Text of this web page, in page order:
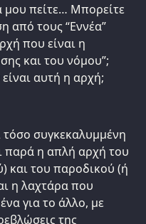
μου πείτε… Μπορείτε
από τους “Εννέα”
που είναι η
και του νόμου”;
αυτή η αρχή;
τόσο συγκεκαλυμμένη
παρά η απλή αρχή του
και του παροδικού (ή
η λαχτάρα που
για το άλλο, με
της